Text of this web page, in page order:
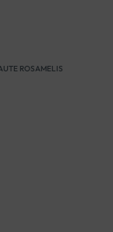
ROSAMELIS